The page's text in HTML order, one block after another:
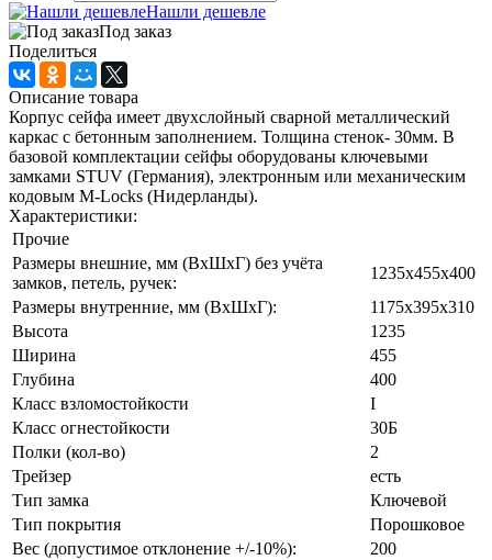
Нашли дешевле
Под заказ
Поделиться
Описание товара
Корпус сейфа имеет двухслойный сварной металлический
каркас с бетонным заполнением. Толщина стенок- 30мм. В
базовой комплектации сейфы оборудованы ключевыми
замками STUV (Германия), электронным или механическим
кодовым M-Locks (Нидерланды).
Характеристики:
Прочие
Размеры внешние, мм (ВхШхГ) без учёта
замков, петель, ручек:
1235х455х400
Размеры внутренние, мм (ВхШхГ):
1175х395х310
Высота
1235
Ширина
455
Глубина
400
Класс взломостойкости
I
Класс огнестойкости
30Б
Полки (кол-во)
2
Трейзер
есть
Тип замка
Ключевой
Тип покрытия
Порошковое
Вес (допустимое отклонение +/-10%):
200